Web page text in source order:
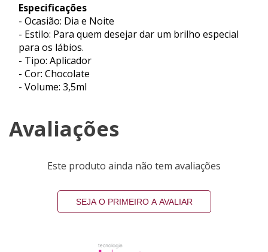
Especificações
- Ocasião: Dia e Noite
- Estilo: Para quem desejar dar um brilho especial
para os lábios.
- Tipo: Aplicador
- Cor: Chocolate
- Volume: 3,5ml
Avaliações
Este produto ainda não tem avaliações
SEJA O PRIMEIRO A AVALIAR